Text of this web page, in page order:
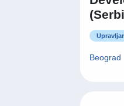
Beograd